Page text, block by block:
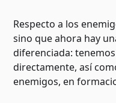
Respecto a los
sino que ahora hay
diferenciada:
directamente, así
enemigos, en